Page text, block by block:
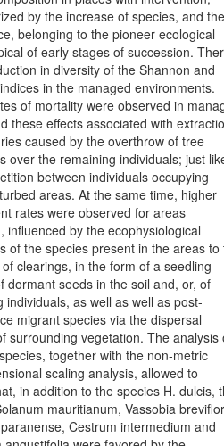
by the increase of species, and
belonging to the pioneer ecological
of early stages of succession.
in diversity of the Shannon and
in the managed environments.
of mortality were observed in
these effects associated with
caused by the overthrow of tree
over the remaining individuals; just
between individuals occupying
areas. At the same time, higher
rates were observed for areas
influenced by the ecophysiological
of the species present in the areas to
clearings, in the form of a seedling
dormant seeds in the soil and, or, of
individuals, as well as well as post-
migrant species via the dispersal
surrounding vegetation. The analysis
together with the non-metric
scaling analysis, allowed to
in addition to the species H. dulcis,
mauritianum, Vassobia
Cestrum intermedium and